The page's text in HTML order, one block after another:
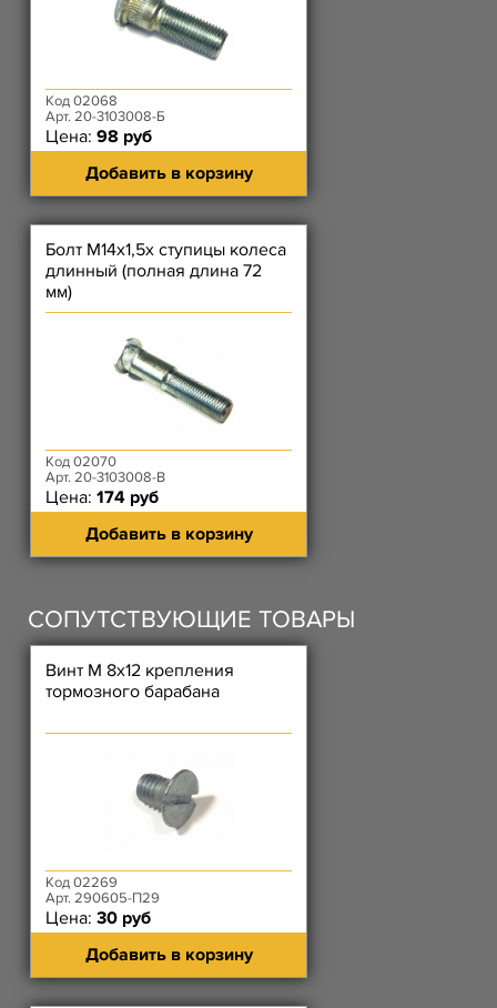
Код 02068
Арт. 20-3103008-Б
Цена: 98 руб
Добавить в корзину
Болт М14х1,5х ступицы колеса
длинный (полная длина 72
мм)
Код 02070
Арт. 20-3103008-В
Цена: 174 руб
Добавить в корзину
СОПУТСТВУЮЩИЕ ТОВАРЫ
Винт М 8х12 крепления
тормозного барабана
Код 02269
Арт. 290605-П29
Цена: 30 руб
Добавить в корзину